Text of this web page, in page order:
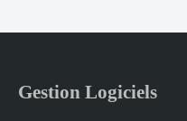
Gestion Logiciels